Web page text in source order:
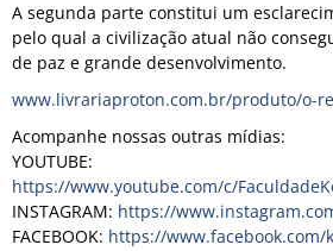
A segunda parte constitui um
pelo qual a civilização atual não
de paz e grande desenvolvimento.
www.livrariaproton.com.br/produto/o-
Acompanhe nossas outras mídias:
YOUTUBE:
https://www.youtube.com/c/
INSTAGRAM: https://
FACEBOOK: https://www.facebook.com/